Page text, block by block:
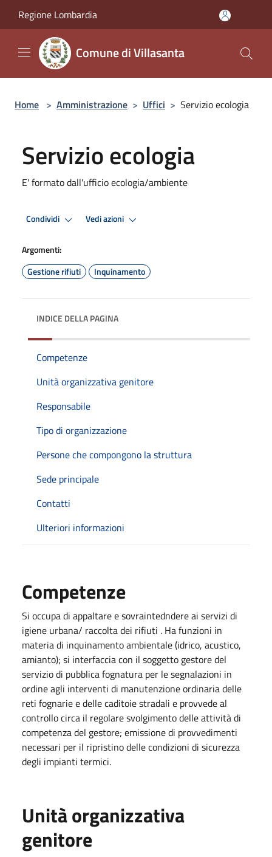
Regione Lombardia
Comune di Villasanta
Home > Amministrazione > Uffici > Servizio ecologia
Servizio ecologia
E' formato dall'ufficio ecologia/ambiente
Condividi Vedi azioni
Argomenti:
Gestione rifiuti
Inquinamento
INDICE DELLA PAGINA
Competenze
Unità organizzativa genitore
Responsabile
Tipo di organizzazione
Persone che compongono la struttura
Sede principale
Contatti
Ulteriori informazioni
Competenze
Si occupa di appaltare e sovraintedndere ai servizi di
igiene urbana/ raccolta dei rifiuti . Ha funzioni in
materia di inquinamento ambientale (idrico, acustico,
amianto); si interfaccia con il soggetto gestore del
servizio di pubblica fognatura per le segnalazioni in
ordine agli interventi di manutenzione ordinaria delle
reti fognarie e delle caditoie stradali e provvede al
controllo circa il regolare svolgimento delle attività di
competenza del gestore; emissione di provvedimenti
necessari per il ripristino delle condizioni di sicurezza
degli impianti termici.
Unità organizzativa
genitore